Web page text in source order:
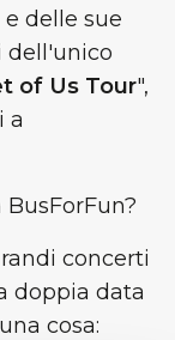
delle sue
dell'unico
of Us Tour",
a
concerti
doppia data
cosa: